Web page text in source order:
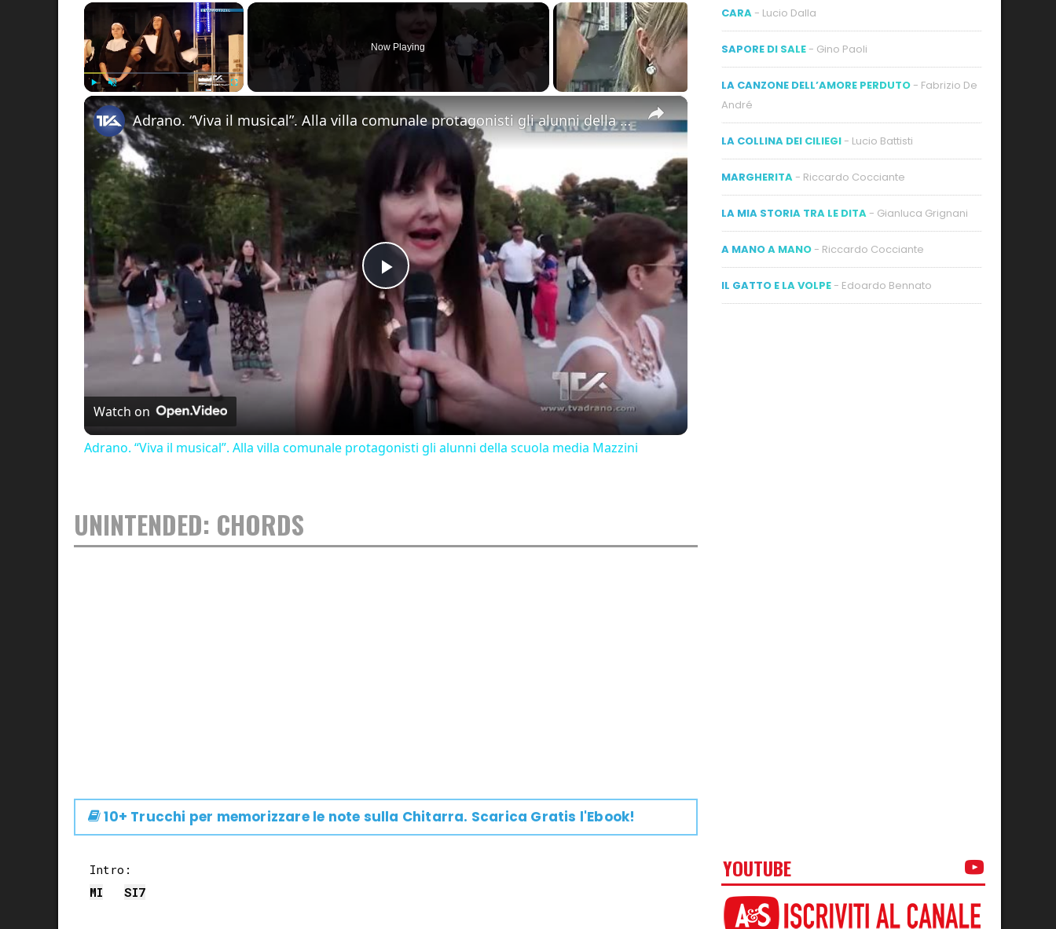
×
Play Unmute
Now Playing
×
Play
Video
Adrano. “Viva il musical”. Alla villa comunale protagonisti gli alunni della scuola media Mazzini
Watch on
Adrano. “Viva il musical”. Alla villa comunale protagonisti gli alunni della scuola media Mazzini
UNINTENDED: CHORDS
10+ Trucchi per memorizzare le note sulla Chitarra. Scarica Gratis l'Ebook!
MI
SI7
CARA - Lucio Dalla
SAPORE DI SALE - Gino Paoli
LA CANZONE DELL’AMORE PERDUTO - Fabrizio De
André
LA COLLINA DEI CILIEGI - Lucio Battisti
MARGHERITA - Riccardo Cocciante
LA MIA STORIA TRA LE DITA - Gianluca Grignani
A MANO A MANO - Riccardo Cocciante
IL GATTO E LA VOLPE - Edoardo Bennato
YOUTUBE